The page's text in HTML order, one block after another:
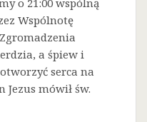
o 21:00 wspólną
Wspólnotę
a śpiew i
serca na
Jezus mówił św.